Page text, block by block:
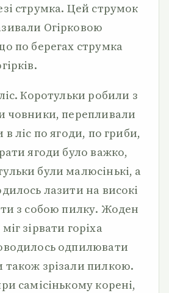
струмка. Цей струмок
Огірковою
по берегах струмка
Коротульки робили з
човники, перепливали
в ліс по ягоди, по гриби,
ягоди було важко,
були малюсінькі, а
лазити на високі
з собою пилку. Жоден
зірвати горіха
одпилювати
зрізали пилкою.
самісінькому корені,